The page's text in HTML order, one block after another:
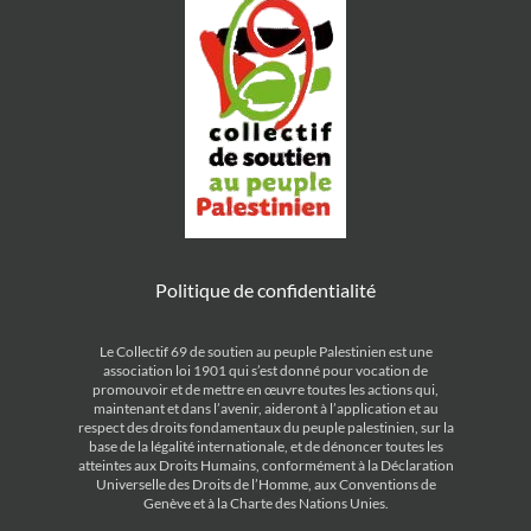
Politique de confidentialité
Le Collectif 69 de soutien au peuple Palestinien est une
association loi 1901 qui s’est donné pour vocation de
promouvoir et de mettre en œuvre toutes les actions qui,
maintenant et dans l’avenir, aideront à l’application et au
respect des droits fondamentaux du peuple palestinien, sur la
base de la légalité internationale, et de dénoncer toutes les
atteintes aux Droits Humains, conformément à la Déclaration
Universelle des Droits de l’Homme, aux Conventions de
Genève et à la Charte des Nations Unies.